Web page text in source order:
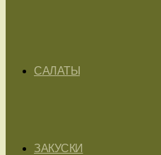
САЛАТЫ
ЗАКУСКИ